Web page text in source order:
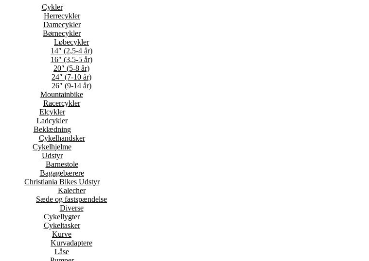
Cykler
Herrecykler
Damecykler
Børnecykler
Løbecykler
14″ (2,5-4 år)
16″ (3,5-5 år)
20″ (5-8 år)
24″ (7-10 år)
26″ (9-14 år)
Mountainbike
Racercykler
Elcykler
Ladcykler
Beklædning
Cykelhandsker
Cykelhjelme
Udstyr
Barnestole
Bagagebærere
Christiania Bikes Udstyr
Kalecher
Sæde og fastspændelse
Diverse
Cykellygter
Cykeltasker
Kurve
Kurvadaptere
Låse